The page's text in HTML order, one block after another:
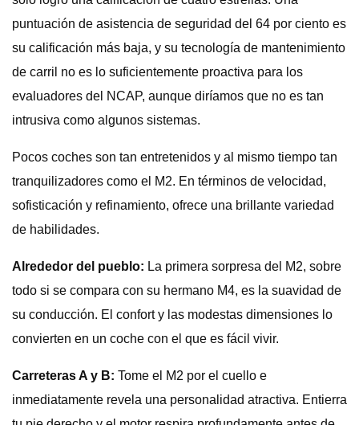
puntuación de asistencia de seguridad del 64 por ciento es
su calificación más baja, y su tecnología de mantenimiento
de carril no es lo suficientemente proactiva para los
evaluadores del NCAP, aunque diríamos que no es tan
intrusiva como algunos sistemas.
Pocos coches son tan entretenidos y al mismo tiempo tan
tranquilizadores como el M2. En términos de velocidad,
sofisticación y refinamiento, ofrece una brillante variedad
de habilidades.
Alrededor del pueblo: La primera sorpresa del M2, sobre
todo si se compara con su hermano M4, es la suavidad de
su conducción. El confort y las modestas dimensiones lo
convierten en un coche con el que es fácil vivir.
Carreteras A y B: Tome el M2 por el cuello e
inmediatamente revela una personalidad atractiva. Entierra